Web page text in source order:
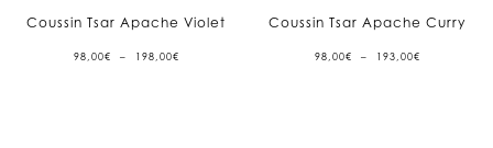
Coussin Tsar Apache Violet
98,00€ – 198,00€PLAGE
DE
Coussin Tsar Apache Curry
98,00€ – 193,00€PLAGE
DE